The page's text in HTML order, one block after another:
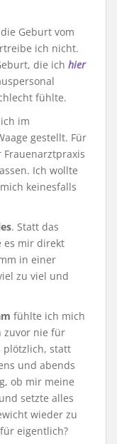
Geburt vom
ich nicht.
die ich hier
fühlte.
im
gestellt. Für
Ich wollte
keinesfalls
. Statt das
es mir direkt
in einer
zu viel und
fühlte ich mich
zuvor nie für
plötzlich, statt
und abends
ob mir meine
setzte alles
wieder zu
eigentlich?